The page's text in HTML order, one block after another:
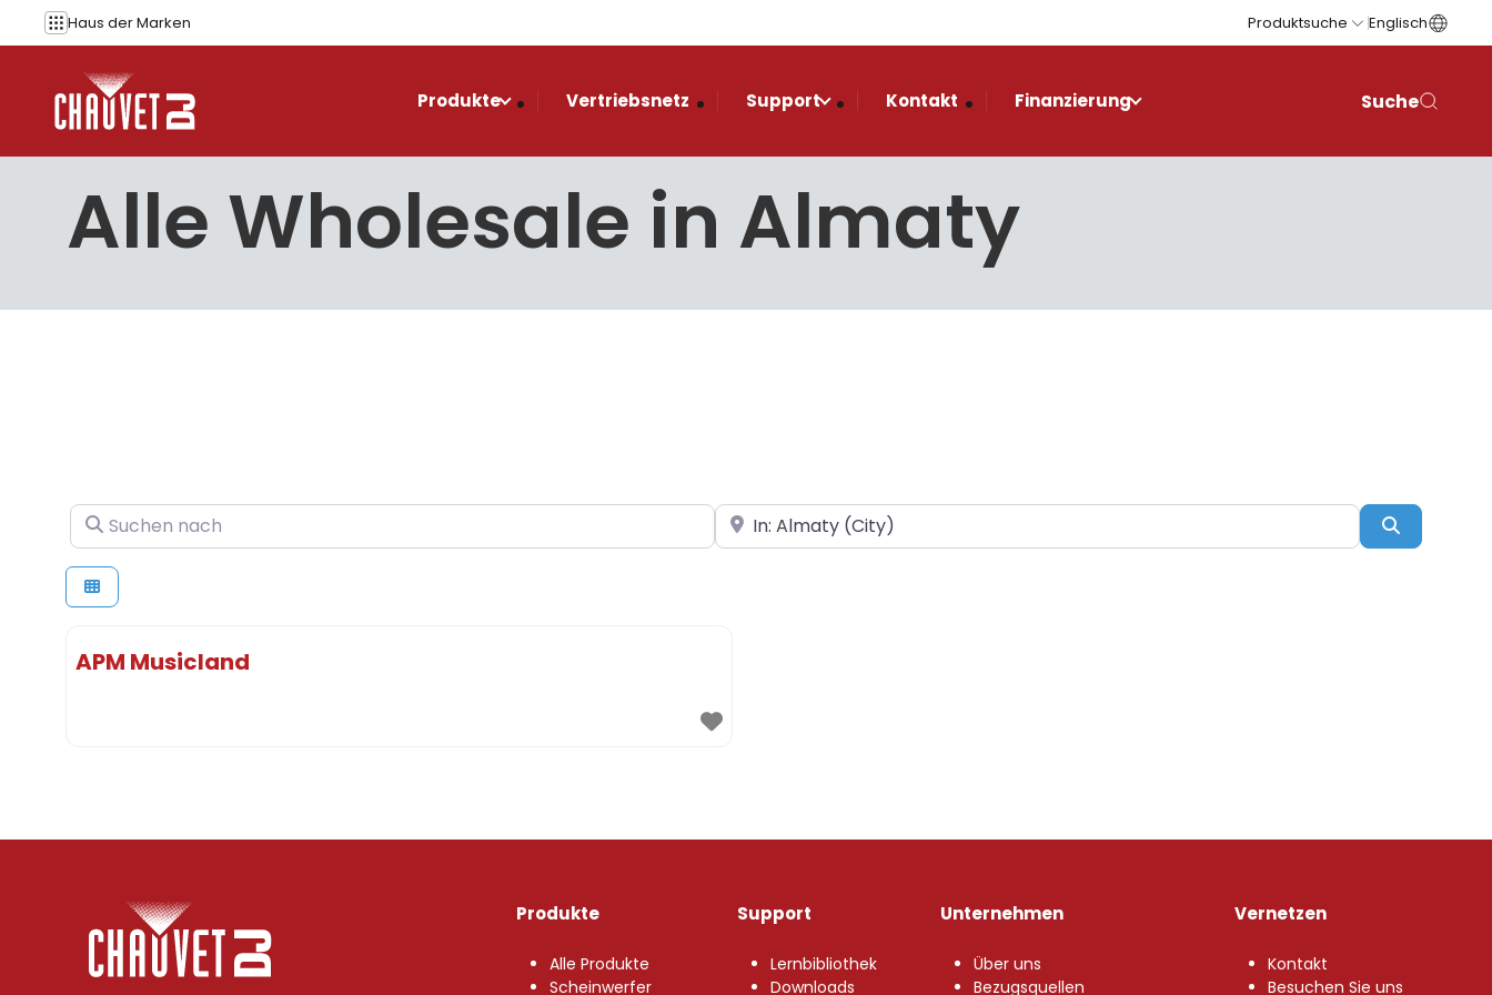
Zum Inhalt springen
Haus derMarken Produktsuche Englisch
Produkte Vertriebsnetz Support Kontakt Finanzierung Suche
Alle Wholesale in Almaty
Suchen nach In der Nähe Suchen
APM Musicland
Produkte
Alle Produkte
Scheinwerfer
Support
Lernbibliothek
Downloads
Unternehmen
Über uns
Bezugsquellen
Vernetzen
Kontakt
Besuchen Sie uns